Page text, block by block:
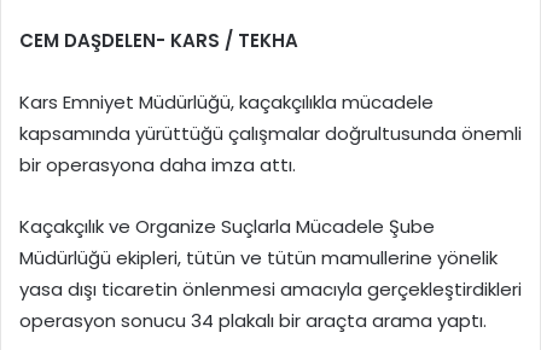
CEM DAŞDELEN- KARS / TEKHA
Kars Emniyet Müdürlüğü, kaçakçılıkla mücadele
kapsamında yürüttüğü çalışmalar doğrultusunda önemli
bir operasyona daha imza attı.
Kaçakçılık ve Organize Suçlarla Mücadele Şube
Müdürlüğü ekipleri, tütün ve tütün mamullerine yönelik
yasa dışı ticaretin önlenmesi amacıyla gerçekleştirdikleri
operasyon sonucu 34 plakalı bir araçta arama yaptı.